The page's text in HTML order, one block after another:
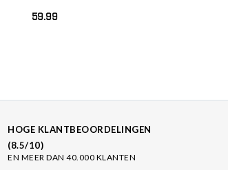
59.99
HOGE KLANTBEOORDELINGEN
(8.5/10)
EN MEER DAN 40.000 KLANTEN